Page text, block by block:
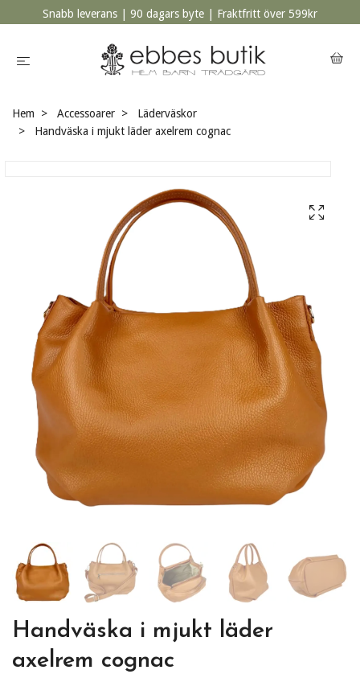
Snabb leverans | 90 dagars byte | Fraktfritt över 599kr
Hem Accessoarer
Läderväskor
Handväska i mjukt läder axelrem cognac
Handväska i mjukt läder
axelrem cognac